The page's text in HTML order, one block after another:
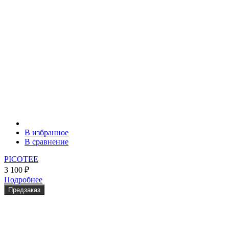
В избранное
В сравнение
PICOTEE
3 100 ₽
Подробнее
Предзаказ